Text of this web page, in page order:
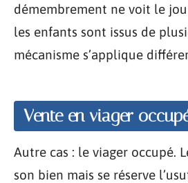
démembrement ne voit le
les enfants sont issus de
mécanisme s’applique
Vente en viager
Autre cas : le viager occupé.
son bien mais se réserve